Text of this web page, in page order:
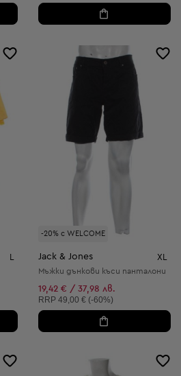
-20% с WELCOME
Jack & Jones XL
Мъжки дънкови къси панталони
19,42 € / 37,98 лв.
Препоръчителна цена:
RRP 49,00 € (-60%)